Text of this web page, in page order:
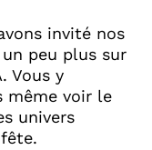
invité nos
peu plus sur
Vous y
même voir le
univers